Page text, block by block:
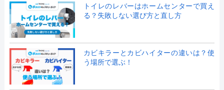
トイレのレバーはホームセンターで買え
る？失敗しない選び方と直し方
カビキラーとカビハイターの違いは？使
う場所で選ぶ！